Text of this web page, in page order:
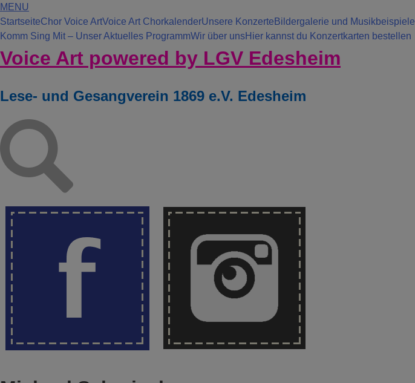
MENU
StartseiteChor Voice ArtVoice Art ChorkalenderUnsere Konzerte Bildergalerie und Musikbeispiele
Komm Sing Mit – Unser Aktuelles ProgrammWir über unsHier kannst du Konzertkarten bestellen
Voice Art powered by LGV Edesheim
Lese- und Gesangverein 1869 e.V. Edesheim